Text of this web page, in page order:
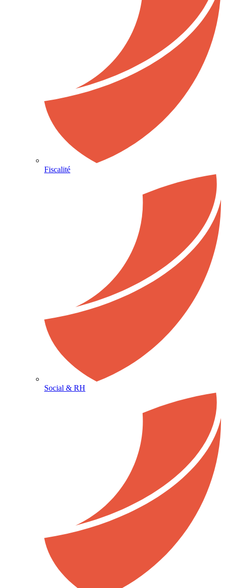
Fiscalité
Social & RH